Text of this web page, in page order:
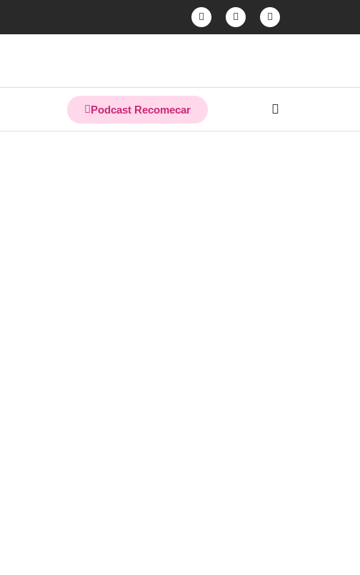
Podcast Recomecar